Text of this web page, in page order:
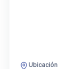
Ubicación